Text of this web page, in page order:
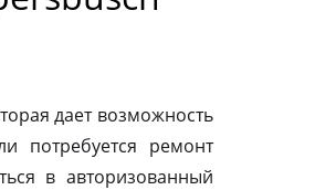
дает возможность
потребуется ремонт
в авторизованный